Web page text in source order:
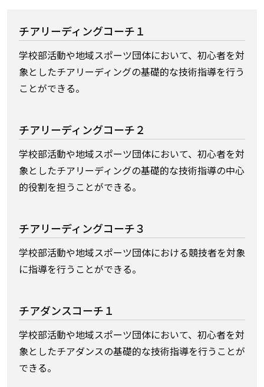
チアリーディングコーチ１
学校部活動や地域スポーツ団体において、初心者を対
象としたチアリーディングの基礎的な技術指導を行う
ことができる。
チアリーディングコーチ２
学校部活動や地域スポーツ団体において、初心者を対
象としたチアリーディングの基礎的な技術指導の中心
的役割を担うことができる。
チアリーディングコーチ３
学校部活動や地域スポーツ団体における競技者を対象
に指導を行うことができる。
チアダンスコーチ１
学校部活動や地域スポーツ団体において、初心者を対
象としたチアダンスの基礎的な技術指導を行うことが
できる。